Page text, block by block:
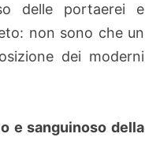
delle portaerei e
non sono che un
dei moderni
e sanguinoso della